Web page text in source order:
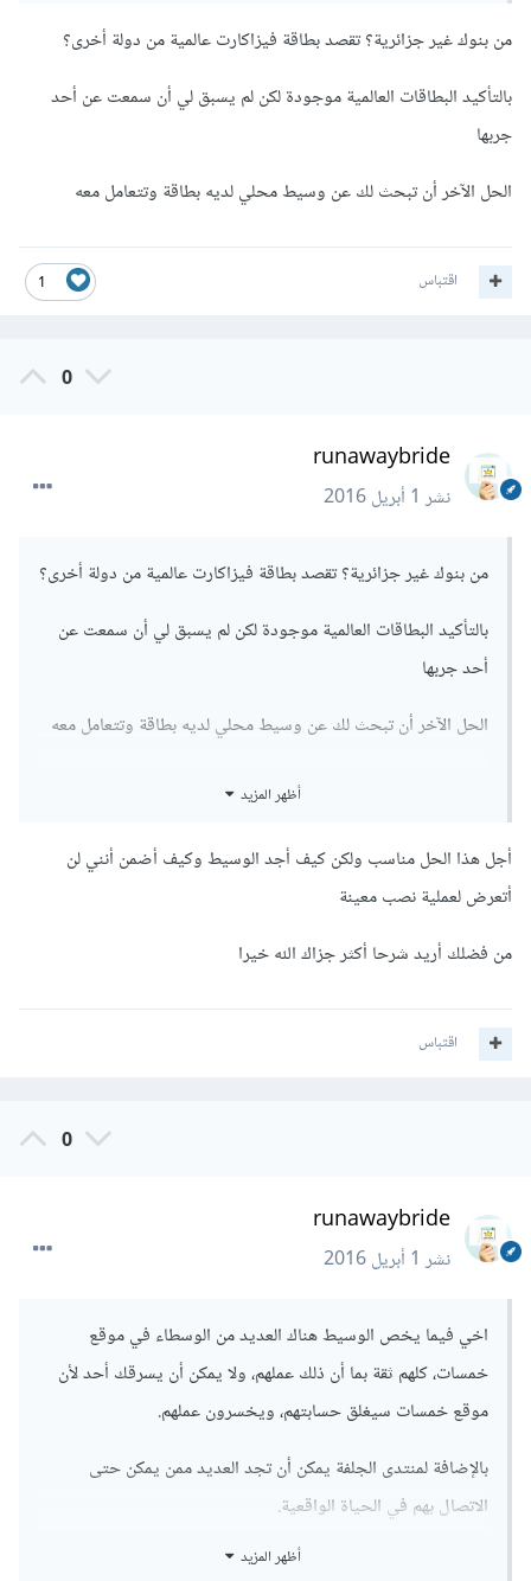
من بنوك غير جزائرية؟ تقصد بطاقة فيزاكارت عالمية من دولة أخرى؟
بالتأكيد البطاقات العالمية موجودة لكن لم يسبق لي أن سمعت عن أحد
جربها
الحل الآخر أن تبحث لك عن وسيط محلي لديه بطاقة وتتعامل معه
1 اقتباس
0
runawaybride
نشر1 أبريل 2016
من بنوك غير جزائرية؟ تقصد بطاقة فيزاكارت عالمية من دولة أخرى؟
بالتأكيد البطاقات العالمية موجودة لكن لم يسبق لي أن سمعت عن
أحد جربها
الحل الآخر أن تبحث لك عن وسيط محلي لديه بطاقة وتتعامل معه
أظهر المزيد
أجل هذا الحل مناسب ولكن كيف أجد الوسيط وكيف أضمن أنني لن
أتعرض لعملية نصب معينة
من فضلك أريد شرحا أكثر جزاك الله خيرا
اقتباس
0
runawaybride
نشر1 أبريل 2016
اخي فيما يخص الوسيط هناك العديد من الوسطاء في موقع
خمسات، كلهم ثقة بما أن ذلك عملهم، ولا يمكن أن يسرقك أحد لأن
موقع خمسات سيغلق حسابتهم، ويخسرون عملهم.
بالإضافة لمنتدى الجلفة يمكن أن تجد العديد ممن يمكن حتى
الاتصال بهم في الحياة الواقعية.
من جانب آخر جرب البطاقات الافتراضية هناك بعض المتاجر
أظهر المزيد